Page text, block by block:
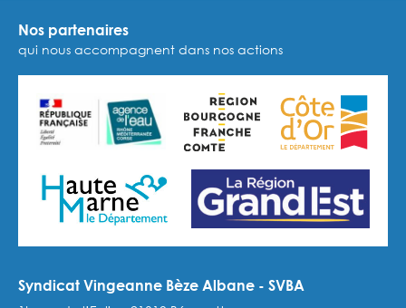
Nos partenaires
qui nous accompagnent dans nos actions
Syndicat Vingeanne Bèze Albane - SVBA